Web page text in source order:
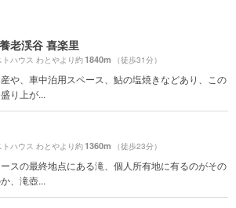
老渓谷 喜楽里
トハウス わとやより約1840m （徒歩31分）
や、車中泊用スペース、鮎の塩焼きなどあり、この
り上が...
トハウス わとやより約1360m （徒歩23分）
スの最終地点にある滝、個人所有地に有るのがその
、滝壺...